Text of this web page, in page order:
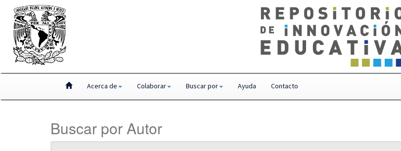
Acerca de Colaborar Buscar por Ayuda Contacto
Buscar por Autor